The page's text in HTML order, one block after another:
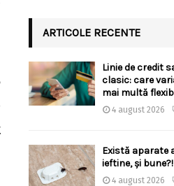
ARTICOLE RECENTE
Linie de credit
clasic: care
mai multă
4 august 2026
Există aparate
ieftine, și bune?!
4 august 2026